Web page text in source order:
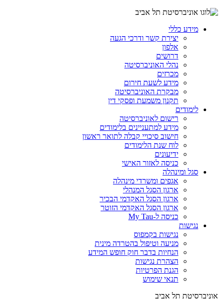
מידע כללי
יצירת קשר ודרכי הגעה
אלפון
דרושים
נהלי האוניברסיטה
מכרזים
מידע לשעת חירום
מבקרת האוניברסיטה
תקנון משמעת ופסקי דין
לימודים
רישום לאוניברסיטה
מידע למתעניינים בלימודים
חישוב סיכויי קבלה לתואר ראשון
לוח שנת הלימודים
ידיעונים
כניסה לאזור האישי
סגל ומינהלה
אגפים ומשרדי מינהלה
ארגון הסגל המנהלי
ארגון הסגל האקדמי הבכיר
ארגון הסגל האקדמי הזוטר
כניסה ל-My Tau
נגישות
נגישות בקמפוס
מניעה וטיפול בהטרדה מינית
הנחיות בדבר חוק חופש המידע
הצהרת נגישות
הגנת הפרטיות
תנאי שימוש
אוניברסיטת תל אביב